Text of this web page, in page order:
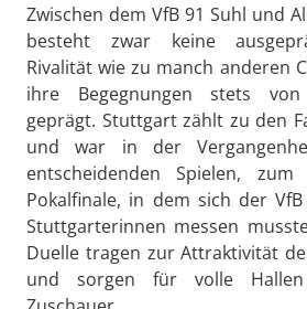
Zwischen dem VfB 91 Suhl und
besteht zwar keine
Rivalität wie zu manch anderen
ihre Begegnungen stets
geprägt. Stuttgart zählt zu den
und war in der
entscheidenden Spielen,
Pokalfinale, in dem sich der
Stuttgarterinnen messen
Duelle tragen zur Attraktivität
und sorgen für volle